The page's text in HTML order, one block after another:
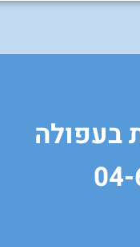
בעפולה